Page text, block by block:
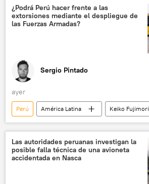
Organización Internacional del Trabajo (OIT)
La Organización Internacional del Trabajo
¿Podrá Perú hacer frente a las
extorsiones mediante el despliegue de
las Fuerzas Armadas?
Sergio Pintado
ayer
Perú América Latina
Keiko Fujimori
Lima
seguridad
💬 Opinión y Análisis
extorsión
Las autoridades peruanas investigan la
posible falla técnica de una avioneta
accidentada en Nasca